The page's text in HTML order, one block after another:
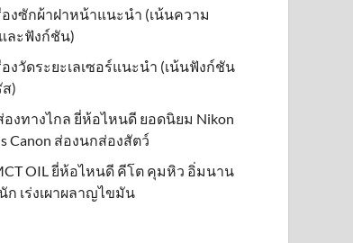
องซักผ้าฝาหน้าแนะนำ (เน้นความ
ละฟังก์ชัน)
องวัดระยะเลเซอร์แนะนำ (เน้นฟังก์ชัน
)
องทางไกล ยี่ห้อไหนดี ยอดนิยม Nikon
Canon ส่องนกส่องสัตว์
OIL ยี่ห้อไหนดี คีโต คุมหิว อิ่มนาน
เร่งเผาผลาญไขมัน